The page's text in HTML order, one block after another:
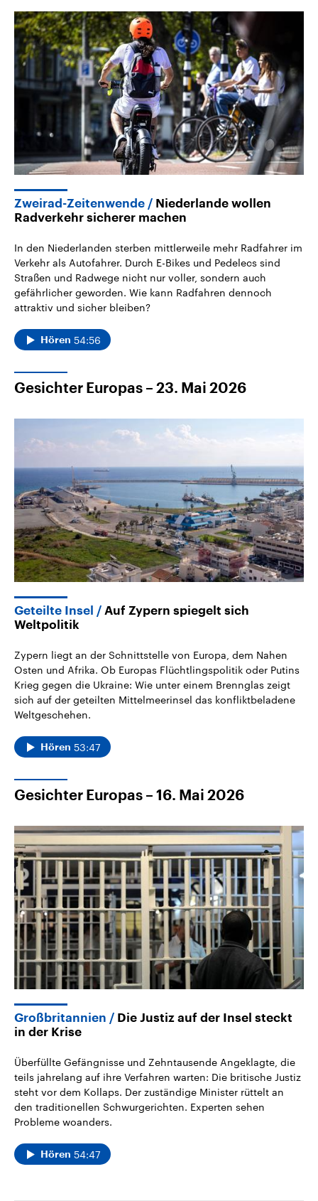
Zweirad-Zeitenwende
Niederlande wollen
Radverkehr sicherer machen
In den Niederlanden sterben mittlerweile mehr Radfahrer im
Verkehr als Autofahrer. Durch E-Bikes und Pedelecs sind
Straßen und Radwege nicht nur voller, sondern auch
gefährlicher geworden. Wie kann Radfahren dennoch
attraktiv und sicher bleiben?
Hören 54:56
Gesichter Europas – 23. Mai 2026
Geteilte Insel
Auf Zypern spiegelt sich
Weltpolitik
Zypern liegt an der Schnittstelle von Europa, dem Nahen
Osten und Afrika. Ob Europas Flüchtlingspolitik oder Putins
Krieg gegen die Ukraine: Wie unter einem Brennglas zeigt
sich auf der geteilten Mittelmeerinsel das konfliktbeladene
Weltgeschehen.
Hören 53:47
Gesichter Europas – 16. Mai 2026
Großbritannien
Die Justiz auf der Insel steckt
in der Krise
Überfüllte Gefängnisse und Zehntausende Angeklagte, die
teils jahrelang auf ihre Verfahren warten: Die britische Justiz
steht vor dem Kollaps. Der zuständige Minister rüttelt an
den traditionellen Schwurgerichten. Experten sehen
Probleme woanders.
Hören 54:47